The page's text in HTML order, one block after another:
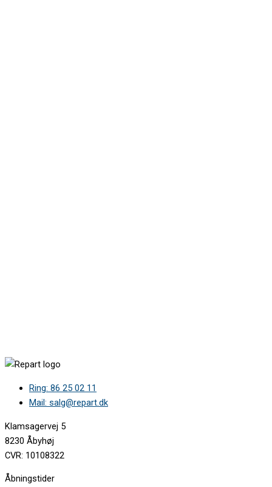
Ring: 86 25 02 11
Mail: salg@repart.dk
Klamsagervej 5
8230 Åbyhøj
CVR: 10108322
Åbningstider